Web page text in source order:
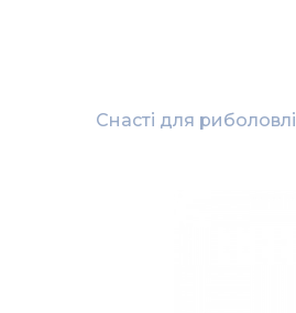
Снасті для риболовлі